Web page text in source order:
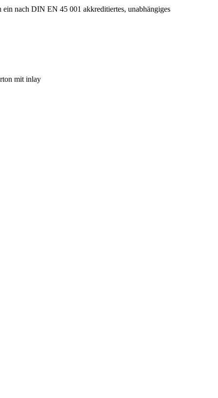
nach DIN EN 45 001 akkreditiertes, unabhängiges
mit inlay